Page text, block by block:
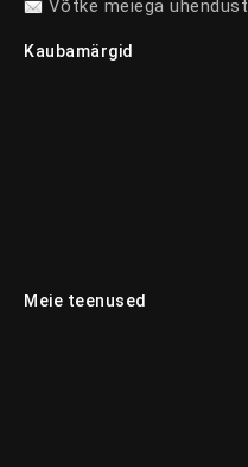
Võtke meiega ühendust
Kaubamärgid
Meie teenused